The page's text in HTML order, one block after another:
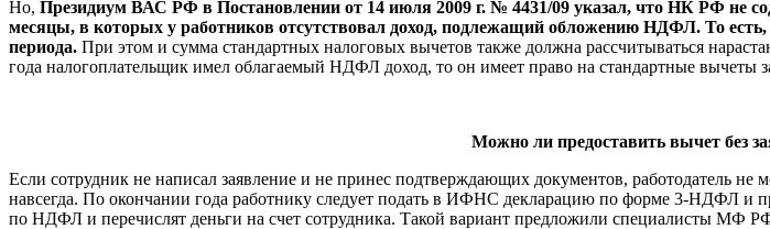
Но, Президиум ВАС РФ в Постановлении от 14 июля 2009 г. № 4431/09 указал, что НК РФ не
месяцы, в которых у работников отсутствовал доход, подлежащий обложению НДФЛ. То
периода. При этом и сумма стандартных налоговых вычетов также должна рассчитываться
года налогоплательщик имел облагаемый НДФЛ доход, то он имеет право на стандартные вычеты
Можно ли предоставить вычет без
Если сотрудник не написал заявление и не принес подтверждающих документов, работодатель не
навсегда. По окончании года работнику следует подать в ИФНС декларацию по форме 3-НДФЛ и
по НДФЛ и перечислят деньги на счет сотрудника. Такой вариант предложили специалисты МФ